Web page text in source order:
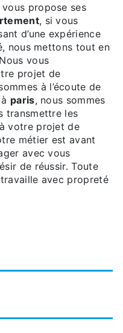
vous propose ses
, si vous
d’une expérience
nous mettons tout en
vous
projet de
à l’écoute de
paris, nous sommes
transmettre les
votre projet de
métier est avant
avec vous
de réussir. Toute
avec propreté